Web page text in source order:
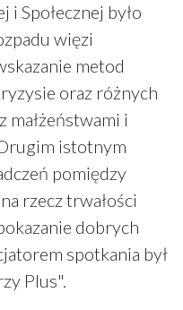
i Społecznej było
więzi
metod
oraz różnych
małżeństwami i
istotnym
pomiędzy
rzecz trwałości
dobrych
spotkania był
Plus".